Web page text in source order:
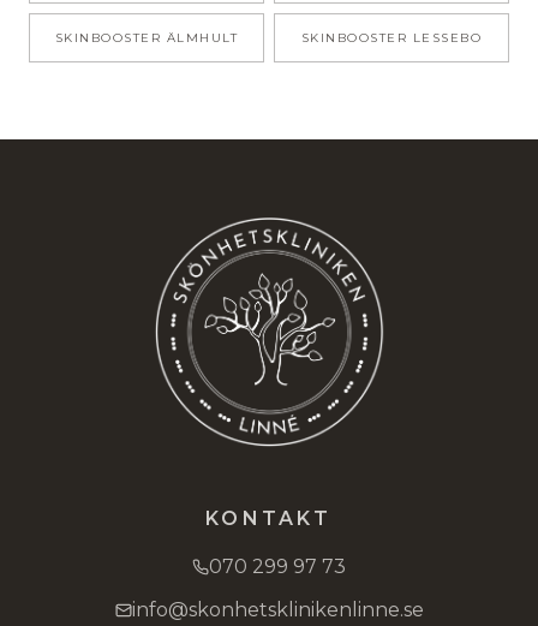
SKINBOOSTER ÄLMHULT SKINBOOSTER LESSEBO
KONTAKT
070 299 97 73
info@skonhetsklinikenlinne.se